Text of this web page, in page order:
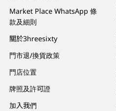
Market Place WhatsApp 條
款及細則
關於3hreesixty
門市退/換貨政策
門店位置
牌照及許可證
加入我們